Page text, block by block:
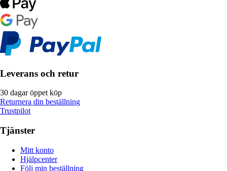
Leverans och retur
30 dagar öppet köp
Returnera din beställning
Trustpilot
Tjänster
Mitt konto
Hjälpcenter
Följ min beställning